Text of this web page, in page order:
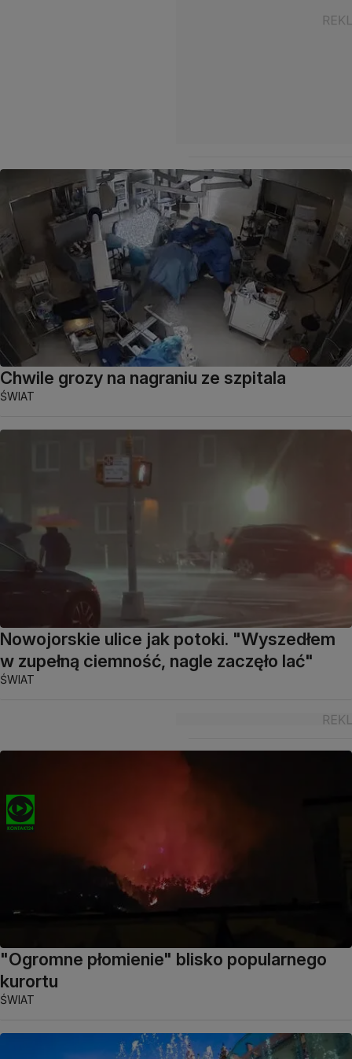
Chwile grozy na nagraniu ze szpitala
ŚWIAT
Nowojorskie ulice jak potoki. "Wyszedłem
w zupełną ciemność, nagle zaczęło lać"
ŚWIAT
"Ogromne płomienie" blisko popularnego
kurortu
ŚWIAT